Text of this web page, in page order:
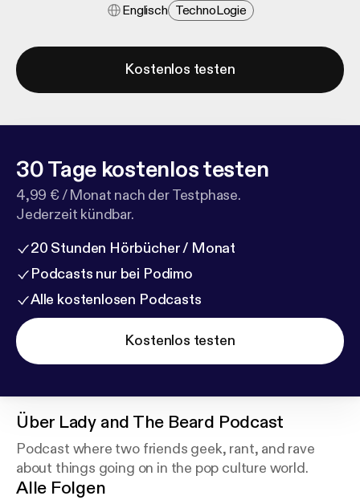
Englisch Techno​logie
Kostenlos testen
30 Tage kostenlos testen
4,99 € / Monat nach der Testphase.
Jederzeit kündbar.
20 Stunden Hörbücher / Monat
Podcasts nur bei Podimo
Alle kostenlosen Podcasts
Kostenlos testen
Über Lady and The Beard Podcast
Podcast where two friends geek, rant, and rave
about things going on in the pop culture world.
Alle Folgen